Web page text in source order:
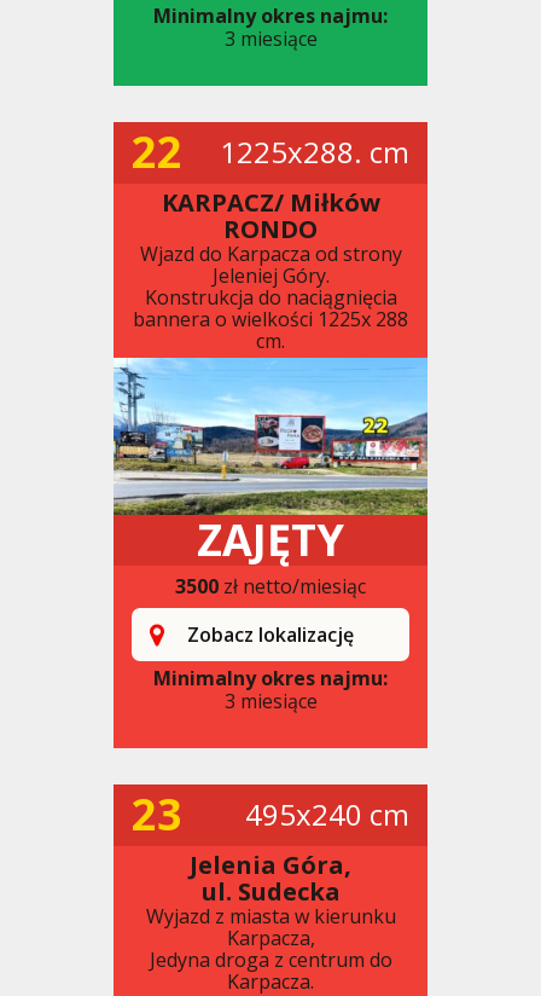
Minimalny okres najmu:
3 miesiące
22 1225x288. cm
KARPACZ/ Miłków
RONDO
Wjazd do Karpacza od strony
Jeleniej Góry.
Konstrukcja do naciągnięcia
bannera o wielkości 1225x 288
cm.
ZAJĘTY
3500 zł netto/miesiąc
Zobacz lokalizację
Minimalny okres najmu:
3 miesiące
23 495x240 cm
Jelenia Góra,
ul. Sudecka
Wyjazd z miasta w kierunku
Karpacza,
Jedyna droga z centrum do
Karpacza.